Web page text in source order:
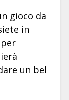
gioco da
in
un bel